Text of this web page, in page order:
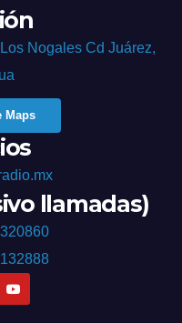
Nogales Cd Juárez,
Maps
llamadas)